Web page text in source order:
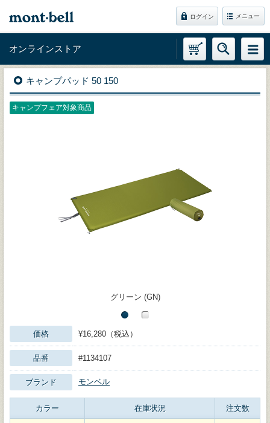
ログイン メニュー
オンラインストア
キャンプパッド 50 150
キャンプフェア対象商品
グリーン (GN)
価格 ¥16,280（税込）
品番 #1134107
ブランド モンベル
カラー 在庫状況 注文数